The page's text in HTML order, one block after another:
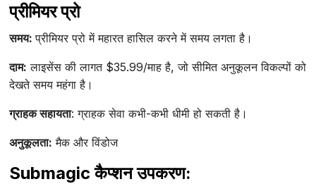
प्रीमियर प्रो
समय:प्रीमियर प्रो में महारत हासिल करने में समय लगता है।
दाम: लाइसेंस की लागत $35.99/माह है, जो सीमित अनुकूलन विकल्पों को
देखते समय महंगा है।
ग्राहक सहायता: ग्राहक सेवा कभी-कभी धीमी हो सकती है।
अनुकूलता: मैक और विंडोज
Submagic कैप्शन उपकरण: